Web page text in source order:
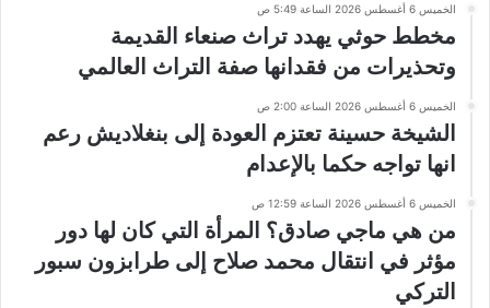
الخميس 6 أغسطس 2026 الساعة 5:49 ص
مخطط حوثي يهدد تراث صنعاء القديمة
وتحذيرات من فقدانها صفة التراث العالمي
الخميس 6 أغسطس 2026 الساعة 2:00 ص
الشيخة حسينة تعتزم العودة إلى بنغلاديش رعم
انها تواجه حكما بالإعدام
الخميس 6 أغسطس 2026 الساعة 12:59 ص
من هي ماجي صادق؟ المرأة التي كان لها دور
مؤثر في انتقال محمد صلاح إلى طرابزون سبور
التركي